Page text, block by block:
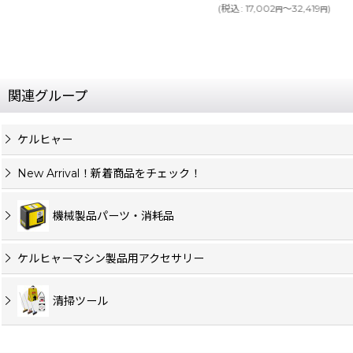
(税込: 17,002円～32,419円)
関連グループ
ケルヒャー
New Arrival！新着商品をチェック！
機械製品パーツ・消耗品
ケルヒャーマシン製品用アクセサリー
清掃ツール